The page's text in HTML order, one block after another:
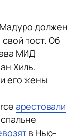
должен
пост. Об
МИД
Хиль.
его жены
арестовали
в Нью-